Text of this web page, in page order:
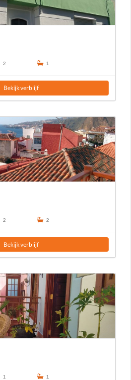
2 1
Bekijk verblijf
2 2
Bekijk verblijf
1 1